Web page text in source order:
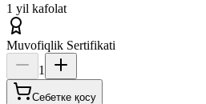
1 yil kafolat
Muvofiqlik Sertifikati
1
Себетке қосу